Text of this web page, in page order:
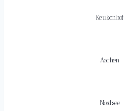
Keukenhof
Aachen
Nordsee